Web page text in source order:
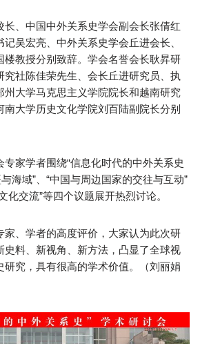
长、中国中外关系史学会副会长张倩红
吴宏亮、中外关系史学会丘进会长、
楼教授分别致辞。学会名誉会长耿昇研
究社陈佳荣先生、会长丘进研究员、执
州大学马克思主义学院院长和越南研究
南大学历史文化学院刘百陆副院长分别
家学者围绕“信息化时代的中外关系史
海域”、“中国与周边国家的交往与互动”
化交流”等四个议题展开热烈讨论。
家、学者的高度评价，大家认为此次研
史料、新视角、新方法，凸显了全球视
研究，具有很高的学术价值。（刘丽娟